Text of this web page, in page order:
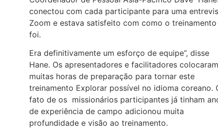
conectou com cada participante para uma
Zoom e estava satisfeito com como o treinamento
foi.
Era definitivamente um esforço de equipe”, disse
Hane. Os apresentadores e facilitadores colocaram
muitas horas de preparação para tornar este
treinamento Explorar possível no idioma coreano.
fato de os missionários participantes já tinham
de experiência de campo adicionou muita
profundidade e visão ao treinamento.